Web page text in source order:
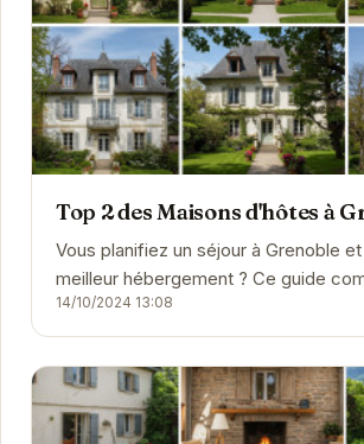
Top 2 des Maisons d'hôtes à
Vous planifiez un séjour à Grenoble
meilleur hébergement ? Ce guide complet explore
une large sélection d'hôtels, de
d'hôtes,...
14/10/2024 13:08